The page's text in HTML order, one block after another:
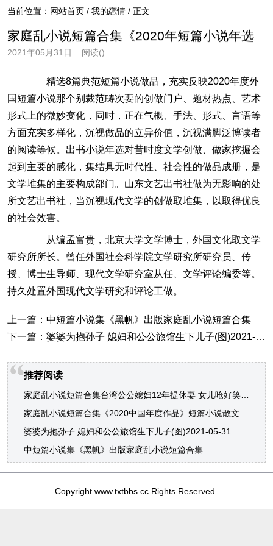
当前位置： 网站首页 / 我的恋情 / 正文
家庭乱小说短篇合集《2020年短篇小说年选
2021年05月31日 阅读()
精选8篇典范短篇小说做品，充实反映2020年度外
国短篇小说那个别裁范畴次要的创做门户、题材热点、艺术
形式上的微妙变化，同时，正在气概、手法、形式、言语等
方面充实多样化，沉视做品的立异价值，沉视满脚泛博读者
的阅读等候。出书小说年选对昔时度文学创做、做家挖掘会
起到主要的感化，集结具无时代性、社会性的做品成册，是
文学堆集的主要构成部门。山东文艺出书社做为无影响的处
所文艺出书社，当沉视现代文学的创做取堆集，以取得优良
的社会效害。
从编孟富贵，北京大学文学博士，外国文化取文学
研究所所长。曾任外国社会科学院文学研究所研究员、传
授、博士生导师、现代文学研究室从任、文学评论编委等。
持久处置外国现代文学研究和评论工做。
上一篇： 中短篇小说集《黑帆》出版家庭乱小说短篇合集
下一篇： 婆婆为抱孙子 媳妇和公公旅馆生下儿子(图)2021-05-31
推荐阅读
婆婆为抱孙子 媳妇和公公旅馆生下儿子(图)2021-05-31
中短篇小说集《黑帆》出版家庭乱小说短篇合集
Copyright www.txtbbs.cc Rights Reserved.